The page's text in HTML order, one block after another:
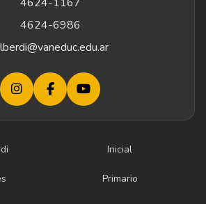
4624-6986
Inicial
Primario